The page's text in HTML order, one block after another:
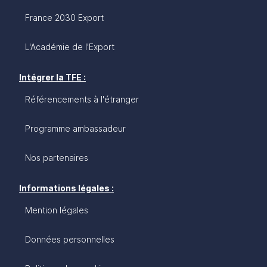
France 2030 Export
L'Académie de l'Export
Intégrer la TFE :
Référencements à l'étranger
Programme ambassadeur
Nos partenaires
Informations légales :
Mention légales
Données personnelles